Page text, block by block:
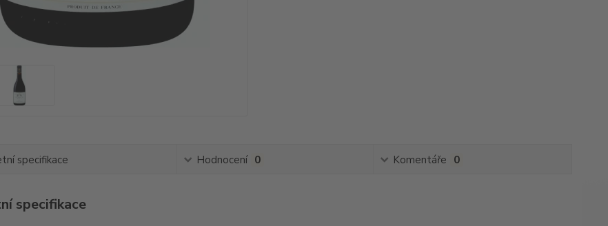
specifikace Hodnocení 0 Komentáře 0
specifikace